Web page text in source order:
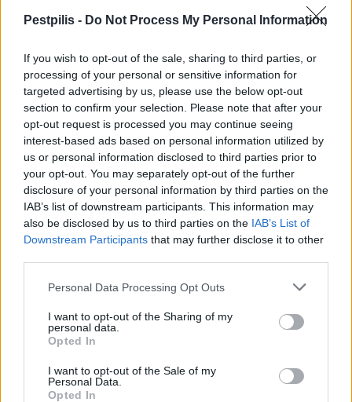
Pestpilis - Do Not Process My Personal Information
If you wish to opt-out of the sale, sharing to third parties, or
processing of your personal or sensitive information for
targeted advertising by us, please use the below opt-out
section to confirm your selection. Please note that after your
opt-out request is processed you may continue seeing
interest-based ads based on personal information utilized by
us or personal information disclosed to third parties prior to
your opt-out. You may separately opt-out of the further
disclosure of your personal information by third parties on the
IAB’s list of downstream participants. This information may
also be disclosed by us to third parties on the IAB’s List of
Downstream Participants that may further disclose it to other
Personal Data Processing Opt Outs
I want to opt-out of the Sharing of my
personal data.
Opted In
I want to opt-out of the Sale of my
Personal Data.
Opted In
Fából épül Budakeszi új óvodája
HIRDETÉS
HIRDETÉS
LEGOLVASOTTABB
Tizenöt hegedűkészítő-mester mutatja
be munkáját Budán